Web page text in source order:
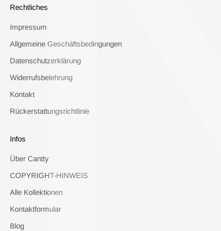
Rechtliches
Impressum
Allgemeine Geschäftsbedingungen
Datenschutzerklärung
Widerrufsbelehrung
Kontakt
Rückerstattungsrichtlinie
Infos
Über Cantty
COPYRIGHT-HINWEIS
Alle Kollektionen
Kontaktformular
Blog